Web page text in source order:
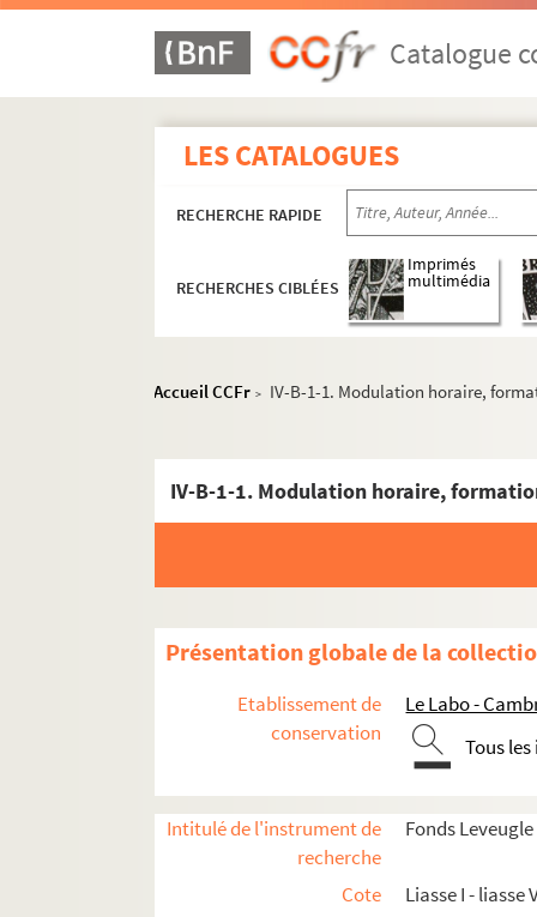
Catalogue
LES CATALOGUES
RECHERCHE RAPIDE
RECHERCHES CIBLÉES
Imprimés
multimédia
Accueil CCFr > IV-B-1-1. Modulation horaire,
IV-B-1-1. Modulation horaire,
Présentation globale de la
Etablissement de
conservation
Le Labo -
Tous
Intitulé de l'instrument de
recherche
Fonds Leveugle
Cote
Liasse I - liasse